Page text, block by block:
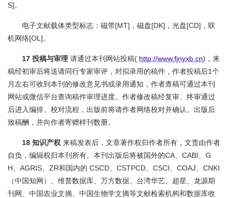
S]。
电子文献载体类型标志：磁带[MT]，磁盘[DK]，光盘[CD]，联
机网络[OL]。
17 投稿与审理 请通过本刊网站投稿( http://www.fjnyxb.cn)，来
稿经初审后将送请同行专家审评，对拟录用的稿件，作者投稿后1个
月左右可收到本刊的修改意见书或录用通知，作者查稿可通过本刊
网站或微信平台查询稿件审理进度。作者修改稿经复审、终审通过
后进入编排、校对流程，出版前将请作者网络校对并确认。出版后
致稿酬，并向作者寄赠样刊数册。
18 知识产权 来稿发表后，文章著作权归作者所有，文责由作者
自负，编辑权归本刊所有。本刊出版后将被国外的CA、CABI、G
H、AGRIS、ZR和国内的 CSCD、CSTPCD、CSCI、COAJ、CNKI
（中国知网）、维普数据库、万方数据、台湾华艺、超星、龙源期
刊网、中国农业文摘、中国生物学文摘等文献检索机构和数据库收